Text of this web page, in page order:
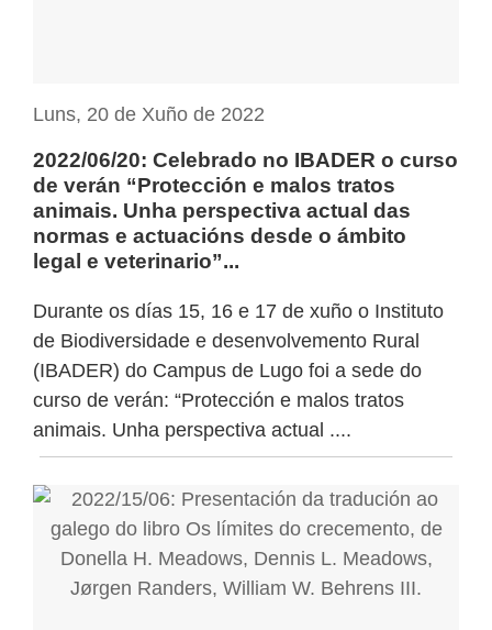
Luns, 20 de Xuño de 2022
2022/06/20: Celebrado no IBADER o curso
de verán “Protección e malos tratos
animais. Unha perspectiva actual das
normas e actuacións desde o ámbito
legal e veterinario”...
Durante os días 15, 16 e 17 de xuño o Instituto
de Biodiversidade e desenvolvemento Rural
(IBADER) do Campus de Lugo foi a sede do
curso de verán: “Protección e malos tratos
animais. Unha perspectiva actual ....